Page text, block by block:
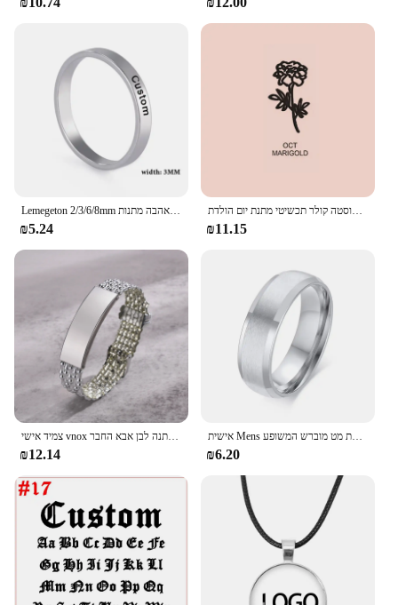
₪5.24
מותאם אישית שם פרח שרשרת עם אבן המזל תליון שרשרת לנשים אישית נירוסטה קולר תכשיטי מתנת יום הולדת
₪11.15
צמיד אישי vnox צמיד מותאם אישית לגברים שם חרוט שם חרוטה נירוסטה תכשיטי מתנה לבן אבא החבר
₪12.14
אישית Mens נירוסטה טבעת מט מוברש המשופע Edge Custom שם תאריך קואורדינטות לחרוט נישואים טבעות
₪6.20